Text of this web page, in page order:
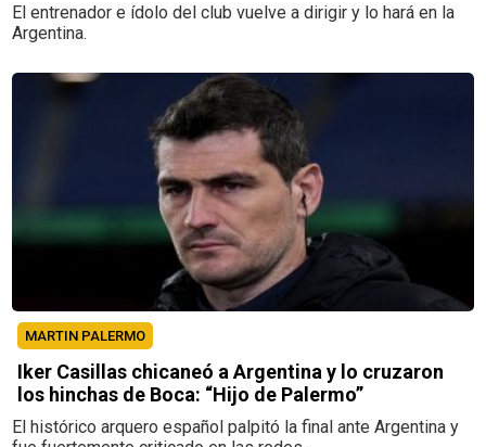
El entrenador e ídolo del club vuelve a dirigir y lo hará en la
Argentina.
MARTIN PALERMO
Iker Casillas chicaneó a Argentina y lo cruzaron
los hinchas de Boca: “Hijo de Palermo”
El histórico arquero español palpitó la final ante Argentina y